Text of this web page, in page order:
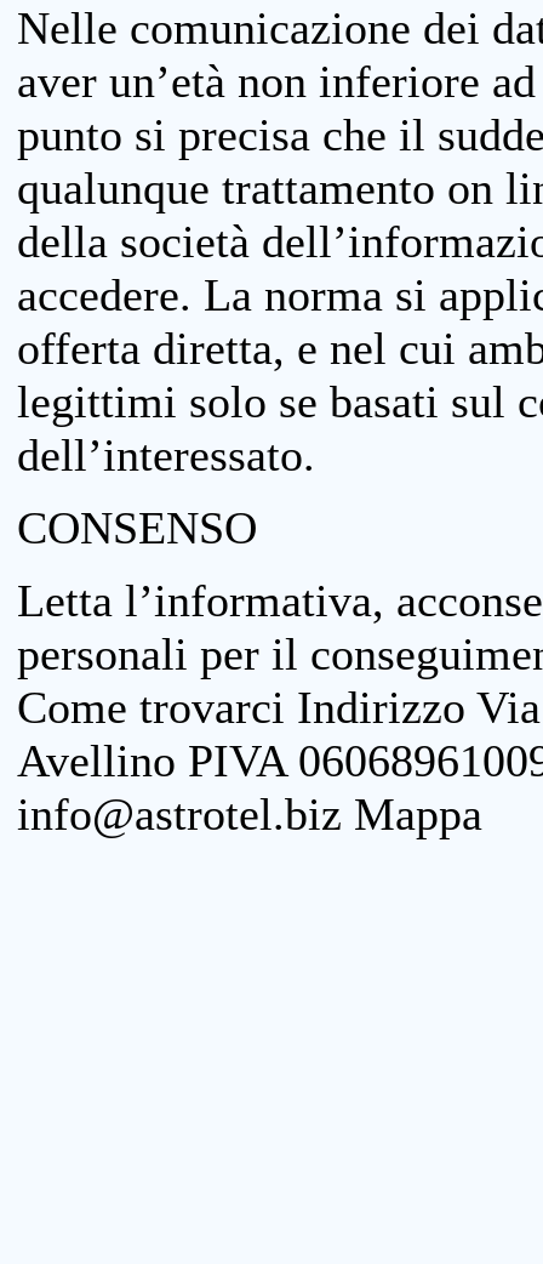
Nelle comunicazione dei
aver un’età non inferiore
punto si precisa che il
qualunque trattamento on
della società
accedere. La norma si
offerta diretta, e nel cui
legittimi solo se basati sul
dell’interessato.
CONSENSO
Letta l’informativa,
personali per il
Come trovarci Indirizzo
Avellino PIVA
info@astrotel.biz Mappa